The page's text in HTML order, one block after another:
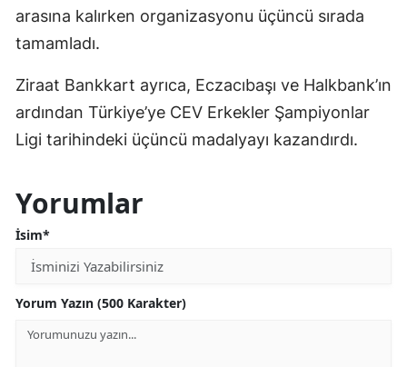
arasına kalırken organizasyonu üçüncü sırada
tamamladı.
Ziraat Bankkart ayrıca, Eczacıbaşı ve Halkbank’ın
ardından Türkiye’ye CEV Erkekler Şampiyonlar
Ligi tarihindeki üçüncü madalyayı kazandırdı.
Yorumlar
İsim*
Yorum Yazın (500 Karakter)